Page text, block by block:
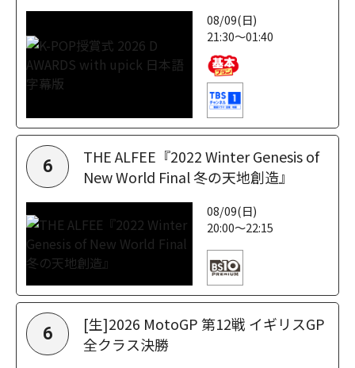
08/09(日)
21:30～01:40
6
THE ALFEE『2022 Winter Genesis of
New World Final 冬の天地創造』
08/09(日)
20:00～22:15
6
[生]2026 MotoGP 第12戦 イギリスGP
全クラス決勝